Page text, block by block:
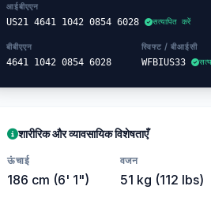
आईबीएएन
US21 4641 1042 0854 6028 सत्यापित करें
बीबीएएन
4641 1042 0854 6028
स्विफ्ट / बीआईसी
WFBIUS33
शारीरिक और व्यावसायिक विशेषताएँ
ऊंचाई
186 cm (6' 1")
वजन
51 kg (112 lbs)